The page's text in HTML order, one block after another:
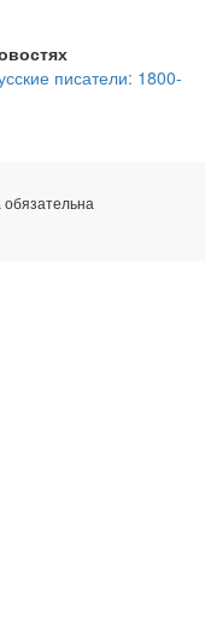
писатели: 1800-